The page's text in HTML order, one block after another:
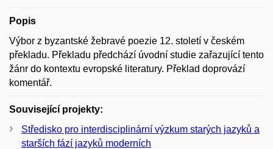
Popis
Výbor z byzantské žebravé poezie 12. století v českém
překladu. Překladu předchází úvodní studie zařazující tento
žánr do kontextu evropské literatury. Překlad doprovází
komentář.
Související projekty:
Středisko pro interdisciplinární výzkum starých jazyků a
starších fází jazyků moderních